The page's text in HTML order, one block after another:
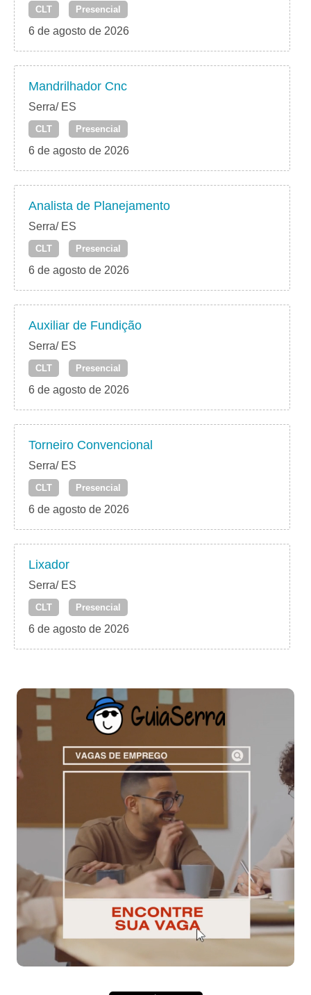
CLT Presencial
6 de agosto de 2026
Mandrilhador Cnc
Serra/ ES
CLT Presencial
6 de agosto de 2026
Analista de Planejamento
Serra/ ES
CLT Presencial
6 de agosto de 2026
Auxiliar de Fundição
Serra/ ES
CLT Presencial
6 de agosto de 2026
Torneiro Convencional
Serra/ ES
CLT Presencial
6 de agosto de 2026
Lixador
Serra/ ES
CLT Presencial
6 de agosto de 2026